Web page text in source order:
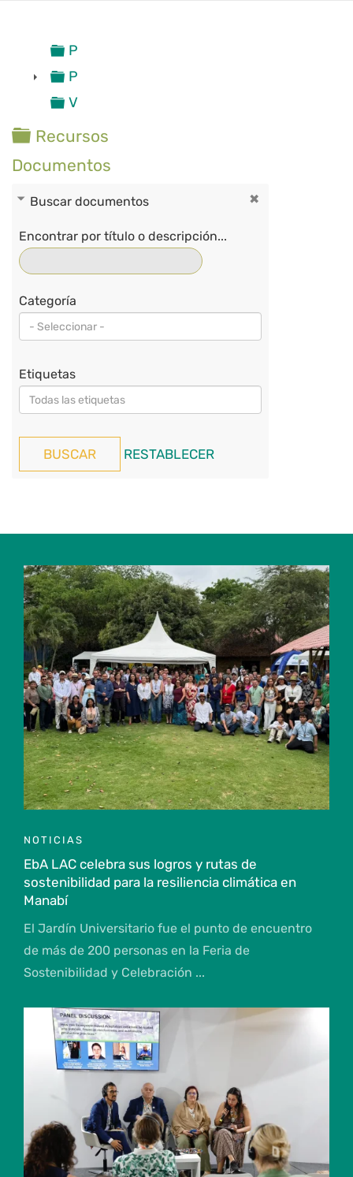
Presentaciones
Publicaciones EbA LAC
Videos
Carpeta
Recursos
Documentos
Buscar documentos
Encontrar por título o descripción...
Categoría
Etiquetas
BUSCAR RESTABLECER
NOTICIAS
EbA LAC celebra sus logros y rutas de
sostenibilidad para la resiliencia climática en
Manabí
El Jardín Universitario fue el punto de encuentro
de más de 200 personas en la Feria de
Sostenibilidad y Celebración ...